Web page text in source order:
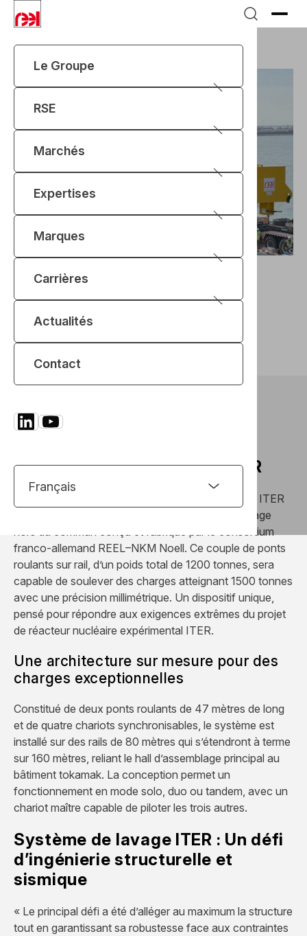
Le Groupe
RSE
Marchés
Expertises
Marques
Carrières
Actualités
Contact
Actualités Système de levage ITER
Un système de levage hors
Lire l’article
REEL et NKM Noell livrent un
l’assemblage du tokamak ITER
Un nouveau jalon a été franchi en 2016 sur le site ITER
avec la livraison progressive d’un système de levage
hors du commun conçu et fabriqué par le consortium
franco-allemand REEL–NKM Noell. Ce couple de ponts
roulants sur rail, d’un poids total de 1200 tonnes, sera
capable de soulever des charges atteignant 1500 tonnes
avec une précision millimétrique. Un dispositif unique,
pensé pour répondre aux exigences extrêmes du projet
de réacteur nucléaire expérimental ITER.
Une architecture sur mesure pour des
charges exceptionnelles
Constitué de deux ponts roulants de 47 mètres de long
et de quatre chariots synchronisables, le système est
installé sur des rails de 80 mètres qui s’étendront à terme
sur 160 mètres, reliant le hall d’assemblage principal au
bâtiment tokamak. La conception permet un
fonctionnement en mode solo, duo ou tandem, avec un
chariot maître capable de piloter les trois autres.
Système de lavage ITER : Un défi
d’ingénierie structurelle et
sismique
« Le principal défi a été d’alléger au maximum la structure
tout en garantissant sa robustesse face aux contraintes